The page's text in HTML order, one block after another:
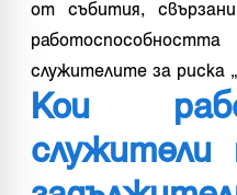
от събития,
служителите за риска
Кои
служители